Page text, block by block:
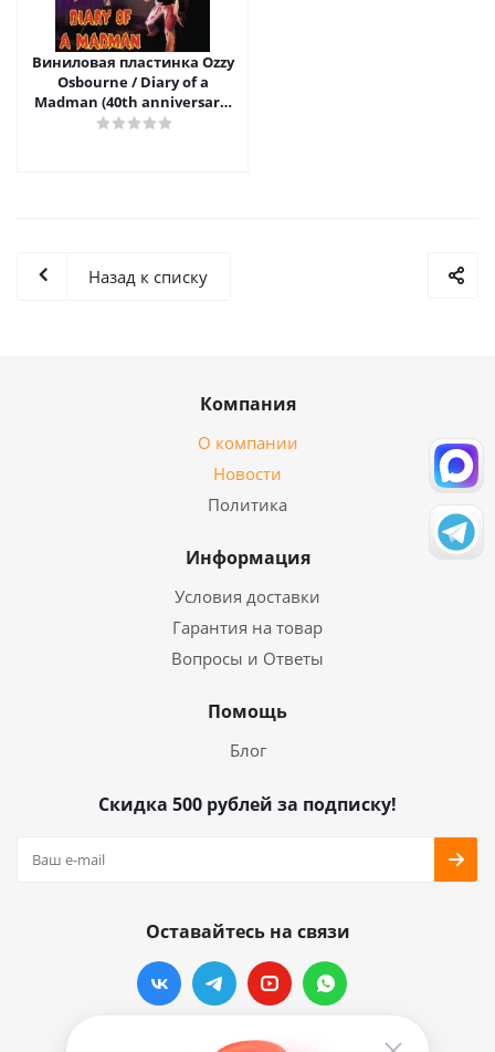
Виниловая пластинка Ozzy
Osbourne / Diary of a
Madman (40th anniversary)
(1LP)
Назад к списку
Компания
О компании
Новости
Политика
Информация
Условия доставки
Гарантия на товар
Вопросы и Ответы
Помощь
Блог
Скидка 500 рублей за подписку!
Оставайтесь на связи
Наши контакты